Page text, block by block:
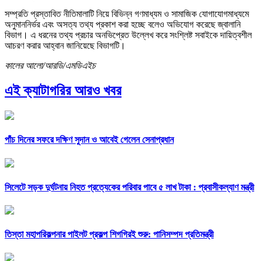
সম্প্রতি প্রস্তাবিত নীতিমালাটি নিয়ে বিভিন্ন গণমাধ্যম ও সামাজিক যোগাযোগমাধ্যমে
অনুমাননির্ভর এবং অসত্য তথ্য প্রকাশ করা হচ্ছে বলেও অভিযোগ করেছে জ্বালানি
বিভাগ। এ ধরনের তথ্য প্রচার অনভিপ্রেত উল্লেখ করে সংশ্লিষ্ট সবাইকে দায়িত্বশীল
আচরণ করার আহ্বান জানিয়েছে বিভাগটি।
কালের আলো/আরডি/এমডিএইচ
এই ক্যাটাগরির আরও খবর
পাঁচ দিনের সফরে দক্ষিণ সুদান ও আবেই গেলেন সেনাপ্রধান
সিলেটে সড়ক দুর্ঘটনায় নিহত প্রত্যেকের পরিবার পাবে ৫ লাখ টাকা : প্রবাসীকল্যাণ মন্ত্রী
তিস্তা মহাপরিকল্পনার পাইলট প্রকল্প শিগগিরই শুরু: পানিসম্পদ প্রতিমন্ত্রী